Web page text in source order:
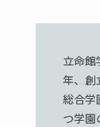
立命館
年、創
総合学
つ学園